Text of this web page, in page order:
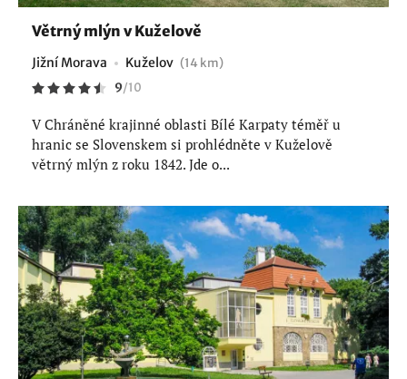
Větrný mlýn v Kuželově
Jižní Morava Kuželov (14 km)
9/10
V Chráněné krajinné oblasti Bílé Karpaty téměř u
hranic se Slovenskem si prohlédněte v Kuželově
větrný mlýn z roku 1842. Jde o...